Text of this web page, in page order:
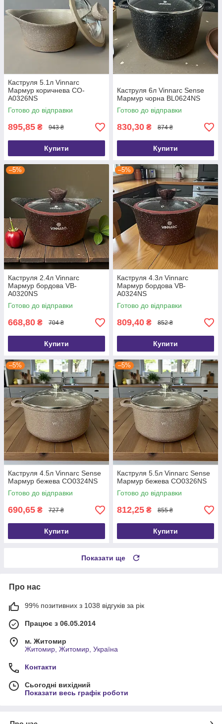
Каструля 5.1л Vinnarc
Мармур коричнева CO-
A0326NS
Готово до відправки
895,85 ₴ 943 ₴
Купити
Каструля 6л Vinnarc Sense
Мармур чорна BL0624NS
Готово до відправки
830,30 ₴ 874 ₴
Купити
–5%
Каструля 2.4л Vinnarc
Мармур бордова VB-
A0320NS
Готово до відправки
668,80 ₴ 704 ₴
Купити
–5%
Каструля 4.3л Vinnarc
Мармур бордова VB-
A0324NS
Готово до відправки
809,40 ₴ 852 ₴
Купити
–5%
Каструля 4.5л Vinnarc Sense
Мармур бежева CO0324NS
Готово до відправки
690,65 ₴ 727 ₴
Купити
–5%
Каструля 5.5л Vinnarc Sense
Мармур бежева CO0326NS
Готово до відправки
812,25 ₴ 855 ₴
Купити
Показати ще
Про нас
99% позитивних з 1038 відгуків за рік
Працює з 06.05.2014
м. Житомир
Житомир, Житомир, Україна
Контакти
Сьогодні вихідний
Показати весь графік роботи